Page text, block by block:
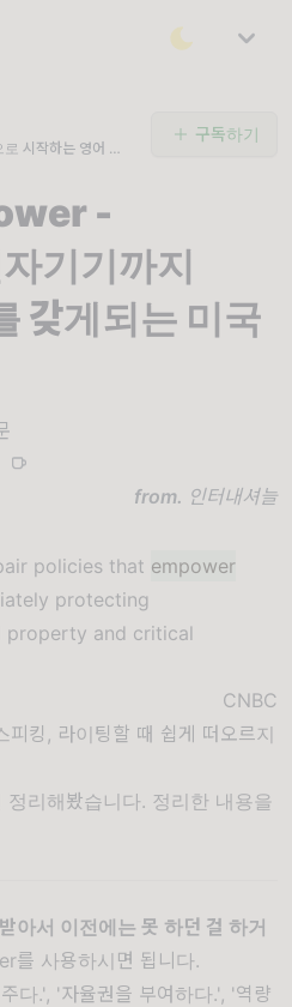
시작하는 영어 공
구독하기
-
기기까지
갖게되는 미국
from. 인터내셔늘
policies that empower
protecting
property and critical
CNBC
킹, 라이팅할 때 쉽게 떠오르지
리해봤습니다. 정리한 내용을
아서 이전에는 못 하던 걸 하거
를 사용하시면 됩니다.
다.', '자율권을 부여하다.', '역량